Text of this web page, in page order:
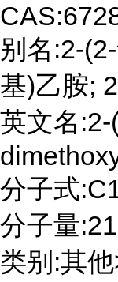
别名:2-
基)乙胺;
英文名
分子式
分子量
类别:其